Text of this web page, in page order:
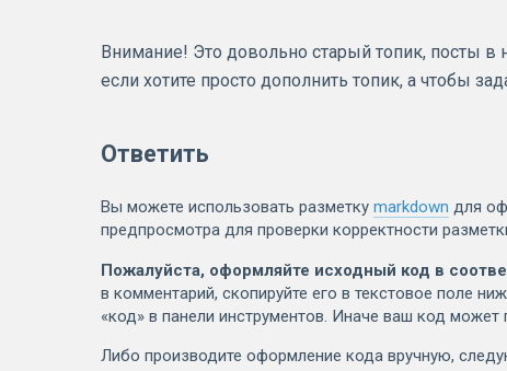
Внимание! Это довольно старый топик, посты в
если хотите просто дополнить топик, а чтобы
Ответить
Вы можете использовать разметку markdown для
предпросмотра для проверки корректности
Пожалуйста, оформляйте исходный код в
в комментарий, скопируйте его в текстовое поле
«код» в панели инструментов. Иначе ваш код может
Либо производите оформление кода вручную,